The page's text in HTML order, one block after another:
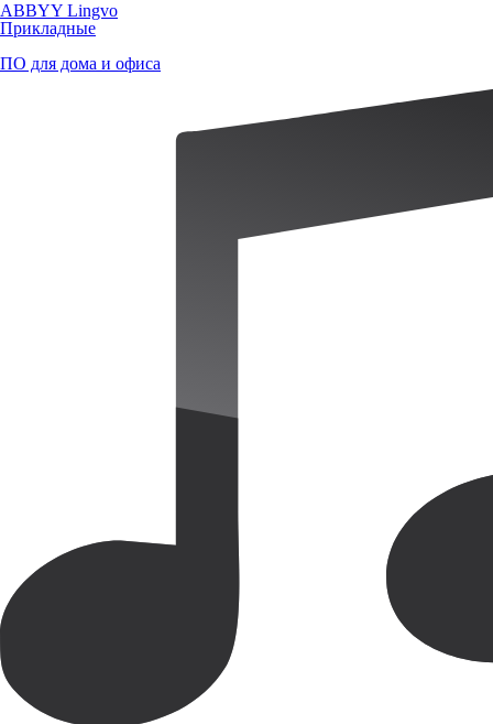
ABBYY Lingvo
Прикладные
ПО для дома и офиса